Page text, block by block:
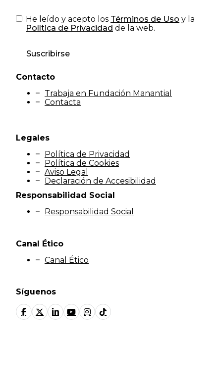
He leído y acepto los Términos de Uso y la
Política de Privacidad de la web.
Suscribirse
Contacto
Trabaja en Fundación Manantial
Contacta
Legales
Política de Privacidad
Política de Cookies
Aviso Legal
Declaración de Accesibilidad
Síguenos
Responsabilidad Social
Responsabilidad Social
Canal Ético
Canal Ético